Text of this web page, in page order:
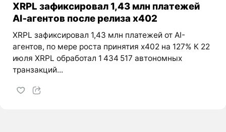
XRPL зафиксировал 1,43 млн платежей
AI‑агентов после релиза x402
XRPL зафиксировал 1,43 млн платежей от AI-
агентов, по мере роста принятия x402 на 127% К 22
июля XRPL обработал 1 434 517 автономных
транзакций...